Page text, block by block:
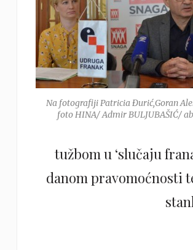
Na fotografiji Patricia Đurić,Goran
foto HINA/ Admir BULJUBAŠIĆ/
tužbom u ‘slučaju
danom pravomoćnosti